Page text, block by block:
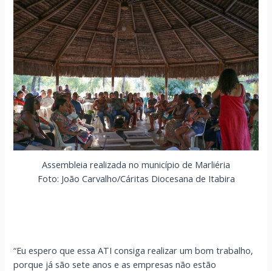
Assembleia realizada no município de Marliéria
Foto: João Carvalho/Cáritas Diocesana de Itabira
“Eu espero que essa ATI consiga realizar um bom trabalho,
porque já são sete anos e as empresas não estão